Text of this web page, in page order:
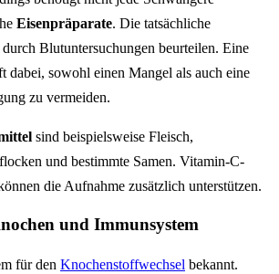
Eisenpräparate. Die tatsächliche
Blutuntersuchungen beurteilen. Eine
dabei, sowohl einen Mangel als auch eine
zu vermeiden.
sind beispielsweise Fleisch,
und bestimmte Samen. Vitamin-C-
die Aufnahme zusätzlich unterstützen.
und Immunsystem
für den Knochenstoffwechsel bekannt.